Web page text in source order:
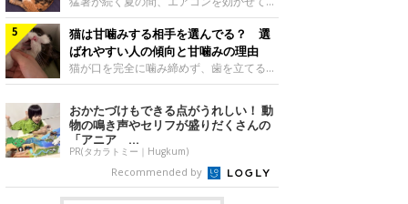
部屋全体が暑くなれ
このきもち投稿写真ギャラリー水飲みボウ
ルの高さは、猫が飲むときに頭が胃より下
にならないように設定すると飲みやすいで
しょう。首を深く折り曲げずに済むため、
関節や食道への負
変わるときの見方や注意したい体調の変化
などについて、ねこのきもち獣医師相談室
の山口みき先生に伺いました。 鳴き方の
変化だけで判断せず、全身の様子も確認し
てねこのきもち投稿写真ギャラリー猫の鳴
ように見えることがあります。 ただ、鳴
き声だけで原因を決めるのは難しく、体調
や環境の変化を
内を冷やしますよね。しかし、人にとって
は快適な温度でも、猫にとっては温度が低
すぎることも。暑さ対策と並行して、冷え
すぎ対策もしっかりと行うことが大切で
す。今回は獣医師の重本仁先生に、猫の冷
えすぎを防ぐ4つの対策を教えていただき
ました。（1） 冷房の効いていない部屋に
行き来できるようにするねこのきもち投稿
写真ギャラリー猫が寒いと感じたときに、
冷気から逃れる「逃げ場」を用意しておき
ましょう。冷房の効いていない部屋や廊下
へも自由に行き来できるように、ドアは猫
猫は甘噛みする相手を選んでる？ 選
ばれやすい人の傾向と甘噛みの理由
猫が口を完全に噛み締めず、歯を立てる程
度に噛む“甘噛み”。遊びやスキンシップの
ときに繰り出すことがありますが、同じ家
族でも噛まれる頻度に違いがあると感じる
ことも。ねこのきもちWEB MAGAZINEで
は、飼い主さんたちにアンケートを実施
し、愛猫が甘噛みする相手を選んでいると
感じる状況を教えてもらいました。また、
ねこのきもち獣医師相談室の原駿太朗先生
おかたづけもできる点がうれしい！ 動
物の鳴き声やセリフが盛りだくさんの
「アニア ...
PR(タカラトミー｜Hugkum)
Recommended by